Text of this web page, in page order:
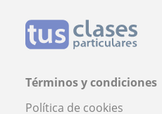
Términos y condiciones
Política de cookies